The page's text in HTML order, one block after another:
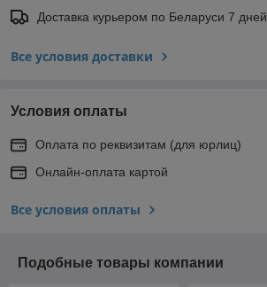
Доставка курьером по Беларуси 7 дней
Все условия доставки
Условия оплаты
Оплата по реквизитам (для юрлиц)
Онлайн-оплата картой
Все условия оплаты
Подобные товары компании